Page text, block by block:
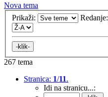
Nova tema
Prikaži:
Redanje:
267 tema
Stranica: 1/11.
Idi na stranicu...: